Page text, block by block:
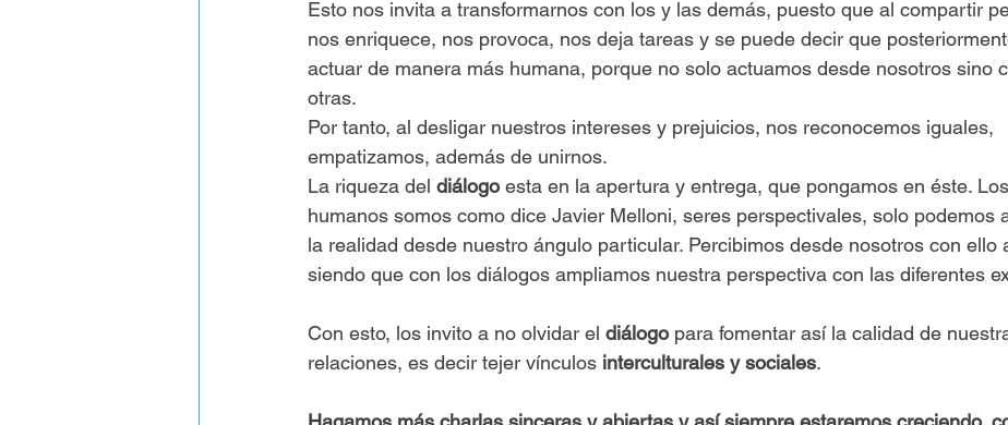
Esto nos invita a transformarnos con los y las demás, puesto que al compartir
nos enriquece, nos provoca, nos deja tareas y se puede decir que
actuar de manera más humana, porque no solo actuamos desde nosotros sino
otras.
Por tanto, al desligar nuestros intereses y prejuicios, nos reconocemos iguales,
empatizamos, además de unirnos.
La riqueza del diálogo esta en la apertura y entrega, que pongamos en éste.
humanos somos como dice Javier Melloni, seres perspectivales, solo podemos
la realidad desde nuestro ángulo particular. Percibimos desde nosotros con ello
siendo que con los diálogos ampliamos nuestra perspectiva con las diferentes
Con esto, los invito a no olvidar el diálogo para fomentar así la calidad de
relaciones, es decir tejer vínculos interculturales y sociales.